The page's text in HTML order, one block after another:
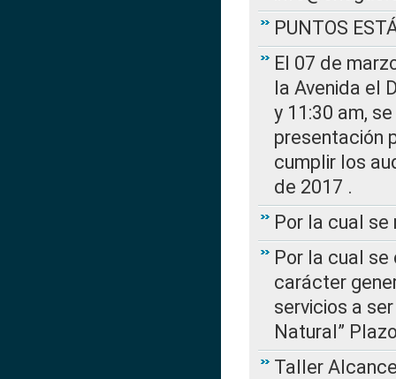
PUNTOS
El 07 de
la Avenida el
y 11:30 am,
presentación
cumplir los
de 2017 .
Por la cual se
Por la cual
carácter
servicios a
Natural”
Taller